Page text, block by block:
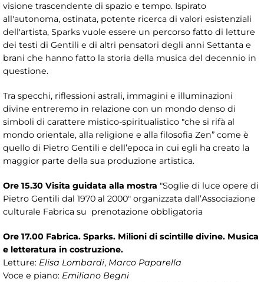
visione trascendente di spazio e tempo. Ispirato
all'autonoma, ostinata, potente ricerca di valori esistenziali
dell'artista, Sparks vuole essere un percorso fatto di letture
dei testi di Gentili e di altri pensatori degli anni Settanta e
brani che hanno fatto la storia della musica del decennio in
questione.
Tra specchi, riflessioni astrali, immagini e illuminazioni
divine entreremo in relazione con un mondo denso di
simboli di carattere mistico-spiritualistico "che si rifà al
mondo orientale, alla religione e alla filosofia Zen” come è
quello di Pietro Gentili e dell’epoca in cui egli ha creato la
maggior parte della sua produzione artistica.
Ore 15.30 Visita guidata alla mostra "Soglie di luce opere di
Pietro Gentili dal 1970 al 2000" organizzata dall’Associazione
culturale Fabrica su prenotazione obbligatoria
Ore 17.00 Fabrica. Sparks. Milioni di scintille divine. Musica
e letteratura in costruzione.
Letture: Elisa Lombardi, Marco Paparella
Voce e piano: Emiliano Begni